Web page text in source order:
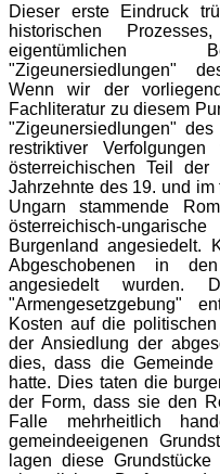
Dieser erste Eindruck
historischen
eigentümlichen
"Zigeunersiedlungen"
Wenn wir der
Fachliteratur zu diesem
"Zigeunersiedlungen"
restriktiver
österreichischen Teil
Jahrzehnte des 19. und
Ungarn stammende
österreichisch-
Burgenland angesiedelt.
Abgeschobenen in
angesiedelt wurden.
"Armengesetzgebung"
Kosten auf die
der Ansiedlung der
dies, dass die
hatte. Dies taten die
der Form, dass sie den
Falle mehrheitlich
gemeindeeigenen
lagen diese